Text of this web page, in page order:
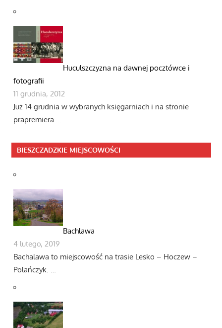
Huculszczyzna na dawnej pocztówce i
fotografii
11 grudnia, 2012
Już 14 grudnia w wybranych księgarniach i na stronie
prapremiera …
BIESZCZADZKIE MIEJSCOWOŚCI
Bachlawa
4 lutego, 2019
Bachalawa to miejscowość na trasie Lesko – Hoczew –
Polańczyk. …